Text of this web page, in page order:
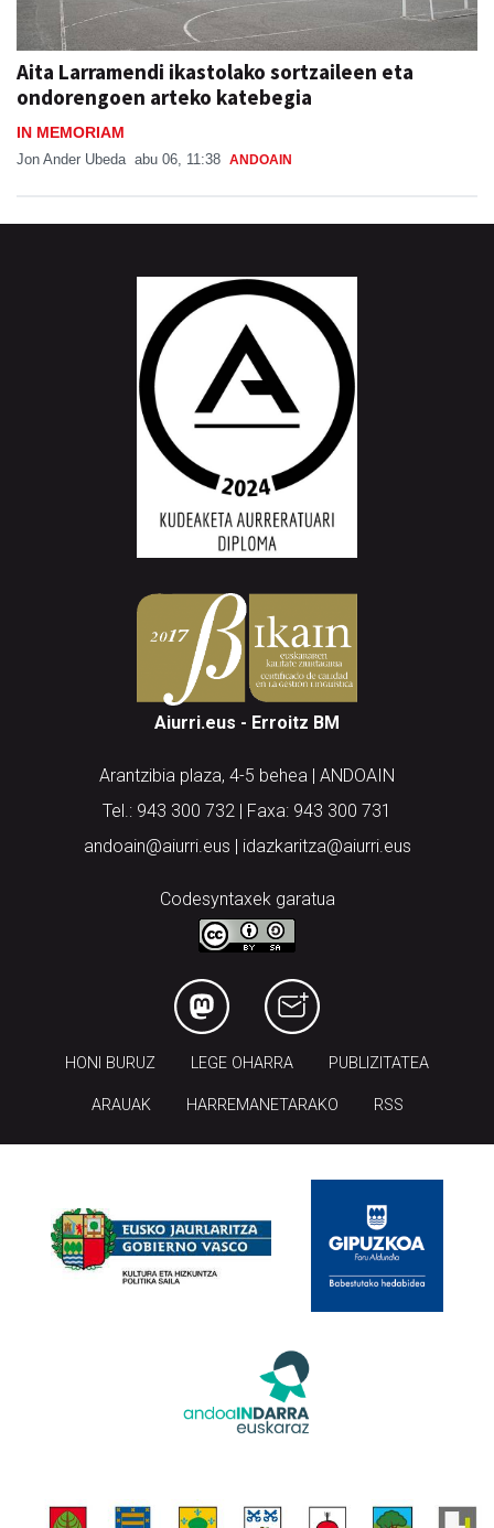
Aita Larramendi ikastolako sortzaileen eta
ondorengoen arteko katebegia
IN MEMORIAM
Jon Ander Ubeda abu 06, 11:38 ANDOAIN
Aiurri.eus - Erroitz BM
Arantzibia plaza, 4-5 behea | ANDOAIN
Tel.: 943 300 732 | Faxa: 943 300 731
andoain@aiurri.eus | idazkaritza@aiurri.eus
Codesyntaxek garatua
HONI BURUZ LEGE OHARRA PUBLIZITATEA
ARAUAK HARREMANETARAKO RSS